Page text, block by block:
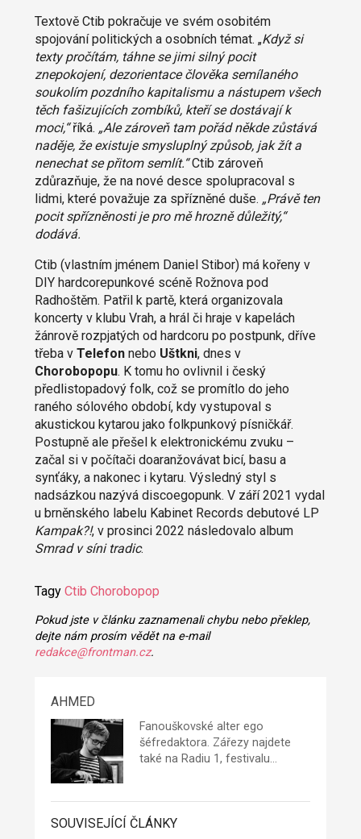
Textově Ctib pokračuje ve svém osobitém
spojování politických a osobních témat. „Když si
texty pročítám, táhne se jimi silný pocit
znepokojení, dezorientace člověka semílaného
soukolím pozdního kapitalismu a nástupem všech
těch fašizujících zombíků, kteří se dostávají k
moci,“říká. „Ale zároveň tam pořád někde zůstává
naděje, že existuje smysluplný způsob, jak žít a
nenechat se přitom semlít.“Ctib zároveň
zdůrazňuje, že na nové desce spolupracoval s
lidmi, které považuje za spřízněné duše. „Právě ten
pocit spřízněnosti je pro mě hrozně důležitý,“
dodává.
Ctib (vlastním jménem Daniel Stibor) má kořeny v
DIY hardcorepunkové scéně Rožnova pod
Radhoštěm. Patřil k partě, která organizovala
koncerty v klubu Vrah, a hrál či hraje v kapelách
žánrově rozpjatých od hardcoru po postpunk, dříve
třeba v Telefonnebo Uštkni, dnes v
Chorobopopu. K tomu ho ovlivnil i český
předlistopadový folk, což se promítlo do jeho
raného sólového období, kdy vystupoval s
akustickou kytarou jako folkpunkový písničkář.
Postupně ale přešel k elektronickému zvuku –
začal si v počítači doaranžovávat bicí, basu a
synťáky, a nakonec i kytaru. Výsledný styl s
nadsázkou nazývá discoegopunk. V září 2021 vydal
u brněnského labelu Kabinet Records debutové LP
Kampak?!, v prosinci 2022 následovalo album
Smrad v síni tradic.
Tagy Ctib Chorobopop
Pokud jste v článku zaznamenali chybu nebo překlep,
dejte nám prosím vědět na e-mail
redakce@frontman.cz.
AHMED
Fanouškovské alter ego
šéfredaktora. Zářezy najdete
také na Radiu 1 , festivalu…
SOUVISEJÍCÍ ČLÁNKY